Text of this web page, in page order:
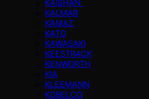
KAISHAN
KALMAR
KAMAZ
KATO
KAWASAKI
KEESTRACK
KENWORTH
KIA
KLEEMANN
KOBELCO